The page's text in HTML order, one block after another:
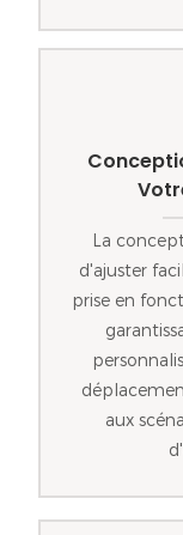
La
d'ajuster
prise en
aux